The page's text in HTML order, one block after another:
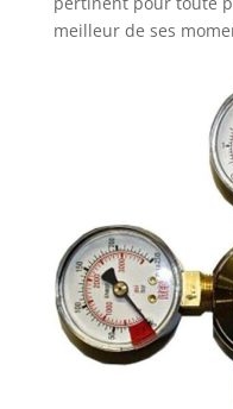
meilleur de ses